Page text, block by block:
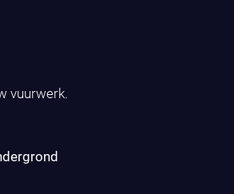
vuurwerk.